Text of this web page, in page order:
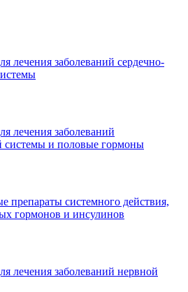
лечения заболеваний сердечно-
лечения заболеваний
системы и половые гормоны
препараты системного действия,
гормонов и инсулинов
лечения заболеваний нервной